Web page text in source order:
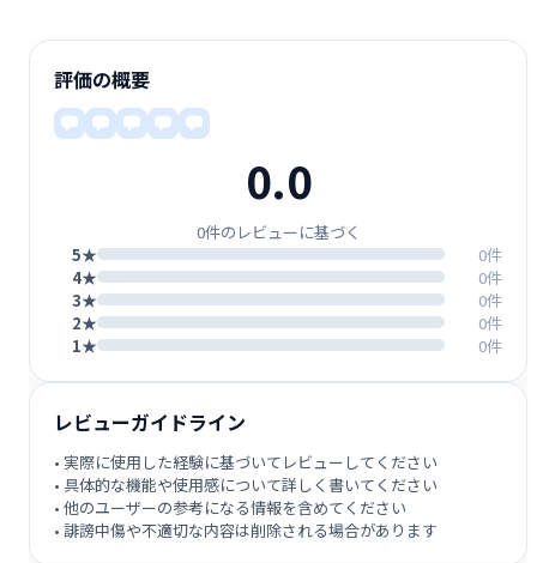
評価の概要
0.0
0件のレビューに基づく
5★
0件
4★
0件
3★
0件
2★
0件
1★
0件
レビューガイドライン
• 実際に使用した経験に基づいてレビューしてください
• 具体的な機能や使用感について詳しく書いてください
• 他のユーザーの参考になる情報を含めてください
• 誹謗中傷や不適切な内容は削除される場合があります